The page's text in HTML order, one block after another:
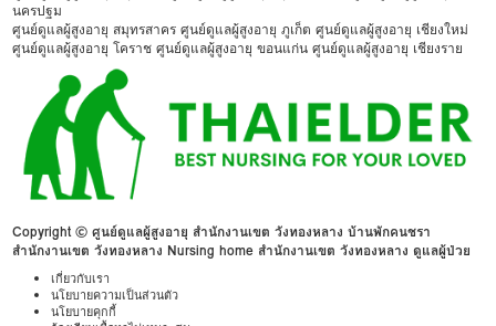
นครปฐม
ศูนย์ดูแลผู้สูงอายุ สมุทรสาคร ศูนย์ดูแลผู้สูงอายุ ภูเก็ต ศูนย์ดูแลผู้สูงอายุ เชียงใหม่
ศูนย์ดูแลผู้สูงอายุ โคราช ศูนย์ดูแลผู้สูงอายุ ขอนแก่น ศูนย์ดูแลผู้สูงอายุ เชียงราย
Copyright © ศูนย์ดูแลผู้สูงอายุ สำนักงานเขต วังทองหลาง บ้านพักคนชรา
สำนักงานเขต วังทองหลาง Nursing home สำนักงานเขต วังทองหลาง ดูแลผู้ป่วย
เกี่ยวกับเรา
นโยบายความเป็นส่วนตัว
นโยบายคุกกี้